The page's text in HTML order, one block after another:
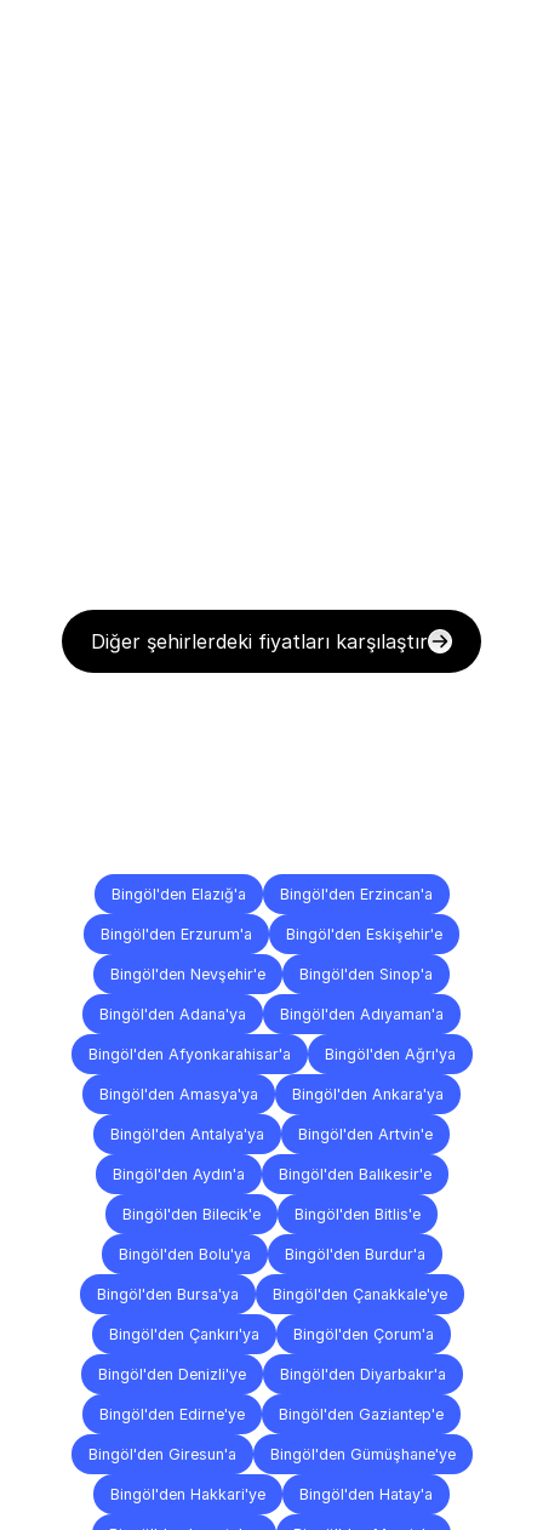
Diğer şehirlerdeki fiyatları karşılaştır
Bingöl'den Elazığ'a Bingöl'den Erzincan'a
Bingöl'den Erzurum'a Bingöl'den Eskişehir'e
Bingöl'den Nevşehir'e Bingöl'den Sinop'a
Bingöl'den Adana'ya Bingöl'den Adıyaman'a
Bingöl'den Afyonkarahisar'a Bingöl'den Ağrı'ya
Bingöl'den Amasya'ya Bingöl'den Ankara'ya
Bingöl'den Antalya'ya Bingöl'den Artvin'e
Bingöl'den Aydın'a Bingöl'den Balıkesir'e
Bingöl'den Bilecik'e Bingöl'den Bitlis'e
Bingöl'den Bolu'ya Bingöl'den Burdur'a
Bingöl'den Bursa'ya Bingöl'den Çanakkale'ye
Bingöl'den Çankırı'ya Bingöl'den Çorum'a
Bingöl'den Denizli'ye Bingöl'den Diyarbakır'a
Bingöl'den Edirne'ye Bingöl'den Gaziantep'e
Bingöl'den Giresun'a Bingöl'den Gümüşhane'ye
Bingöl'den Hakkari'ye Bingöl'den Hatay'a